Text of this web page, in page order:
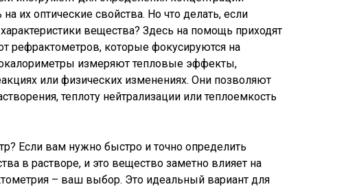
их оптические свойства. Но что делать, если
вещества? Здесь на помощь приходят
рефрактометров, которые фокусируются на
измеряют тепловые эффекты,
или физических изменениях. Они позволяют
теплоту нейтрализации или теплоемкость
Если вам нужно быстро и точно определить
в растворе, и это вещество заметно влияет на
– ваш выбор. Это идеальный вариант для